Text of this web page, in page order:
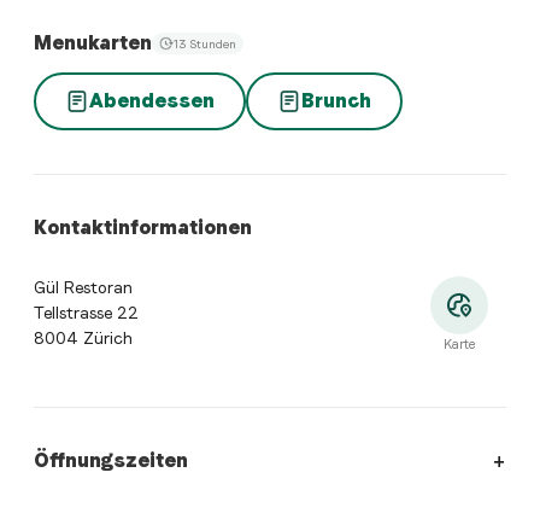
Menukarten 13 Stunden
Abendessen Brunch
Kontaktinformationen
Gül Restoran
Tellstrasse 22
8004 Zürich
Karte
Öffnungszeiten